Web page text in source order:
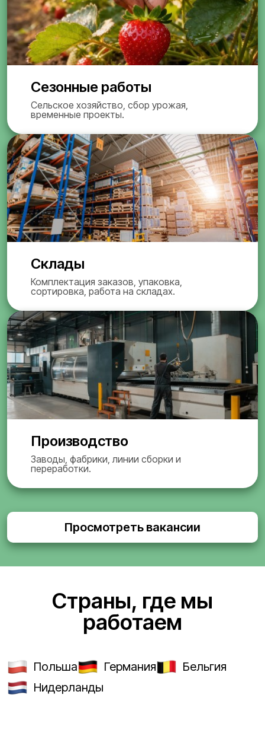
Сезонные работы
Сельское хозяйство, сбор урожая,
временные проекты.
Склады
Комплектация заказов, упаковка,
сортировка, работа на складах.
Производство
Заводы, фабрики, линии сборки и
переработки.
Просмотреть вакансии
Страны, где мы
работаем
Польша Германия
Бельгия
Нидерланды